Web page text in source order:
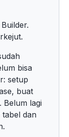
bisa
setup
buat
lagi
dan